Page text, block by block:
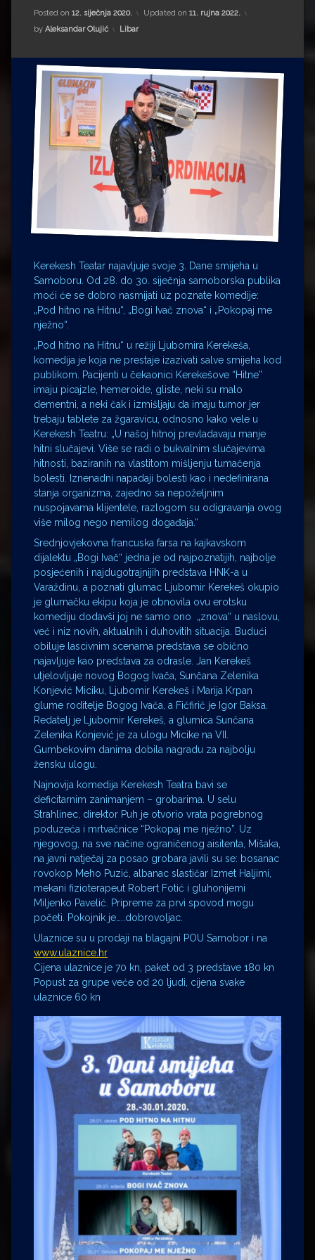
Drugi autori
Drugi autori
Matea Andrić
Ljiljana Lekanić-Kljaić
Željko Krznarić
Mario Lovreković
Miroslav Šantek
Posted on 12. siječnja 2020. Updated on 11. rujna 2022.
by Aleksandar Olujić Kategorije:
Libar
Kerekesh Teatar najavljuje svoje 3. Dane smijeha u
Samoboru. Od 28. do 30. siječnja samoborska publika
moći će se dobro nasmijati uz poznate komedije:
„Pod hitno na Hitnu“, „Bogi Ivač znova“ i „Pokopaj me
nježno“.
„Pod hitno na Hitnu“ u režiji Ljubomira Kerekeša,
komedija je koja ne prestaje izazivati salve smijeha kod
publikom. Pacijenti u čekaonici Kerekešove “Hitne”
imaju picajzle, hemeroide, gliste, neki su malo
dementni, a neki čak i izmišljaju da imaju tumor jer
trebaju tablete za žgaravicu, odnosno kako vele u
Kerekesh Teatru: „U našoj hitnoj prevladavaju manje
hitni slučajevi. Više se radi o bukvalnim slučajevima
hitnosti, baziranih na vlastitom mišljenju tumačenja
bolesti. Iznenadni napadaji bolesti kao i nedefinirana
stanja organizma, zajedno sa nepoželjnim
nuspojavama klijentele, razlogom su odigravanja ovog
više milog nego nemilog događaja.“
Srednjovjekovna francuska farsa na kajkavskom
dijalektu „Bogi Ivač“ jedna je od najpoznatijih, najbolje
posjećenih i najdugotrajnijih predstava HNK-a u
Varaždinu, a poznati glumac Ljubomir Kerekeš okupio
je glumačku ekipu koja je obnovila ovu erotsku
komediju dodavši joj ne samo ono „znova“ u naslovu,
već i niz novih, aktualnih i duhovitih situacija. Budući
obiluje lascivnim scenama predstava se obično
najavljuje kao predstava za odrasle. Jan Kerekeš
utjelovljuje novog Bogog Ivača, Sunčana Zelenika
Konjević Miciku, Ljubomir Kerekeš i Marija Krpan
glume roditelje Bogog Ivača, a Fičfirič je Igor Baksa.
Redatelj je Ljubomir Kerekeš, a glumica Sunčana
Zelenika Konjević je za ulogu Micike na VII.
Gumbekovim danima dobila nagradu za najbolju
žensku ulogu.
Najnovija komedija Kerekesh Teatra bavi se
deficitarnim zanimanjem – grobarima. U selu
Strahlinec, direktor Puh je otvorio vrata pogrebnog
poduzeća i mrtvačnice “Pokopaj me nježno”. Uz
njegovog, na sve načine ograničenog aisitenta, Mišaka,
na javni natječaj za posao grobara javili su se: bosanac
rovokop Meho Puzić, albanac slastičar Izmet Haljimi,
mekani fizioterapeut Robert Fotić i gluhonijemi
Miljenko Pavelić. Pripreme za prvi spovod mogu
početi. Pokojnik je…..dobrovoljac.
Ulaznice su u prodaji na blagajni POU Samobor i na
www.ulaznice.hr
Cijena ulaznice je 70 kn, paket od 3 predstave 180 kn
Popust za grupe veće od 20 ljudi, cijena svake
ulaznice 60 kn